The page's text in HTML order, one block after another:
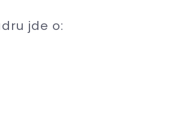
jde o: